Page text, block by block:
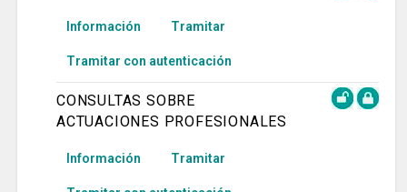
Información Tramitar
Tramitar con autenticación
CONSULTAS SOBRE
ACTUACIONES PROFESIONALES
Información Tramitar